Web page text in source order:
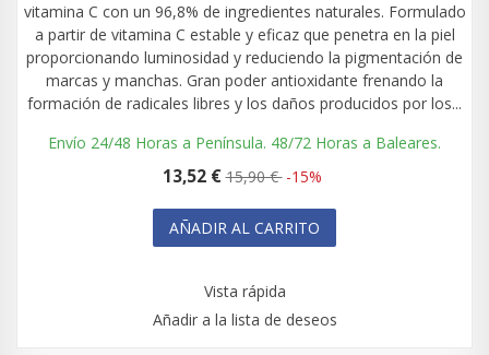
vitamina C con un 96,8% de ingredientes naturales. Formulado
a partir de vitamina C estable y eficaz que penetra en la piel
proporcionando luminosidad y reduciendo la pigmentación de
marcas y manchas. Gran poder antioxidante frenando la
formación de radicales libres y los daños producidos por los...
Envío 24/48 Horas a Península. 48/72 Horas a Baleares.
13,52 € 15,90 € -15%
AÑADIR AL CARRITO
Vista rápida
Añadir a la lista de deseos